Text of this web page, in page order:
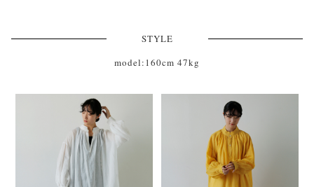
STYLE
model:160cm 47kg